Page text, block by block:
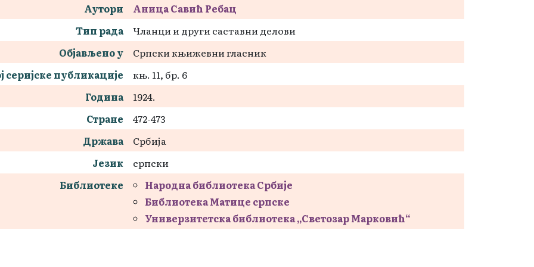
Аутори
Аница Савић Ребац
Тип рада
Чланци и други саставни делови
Објављено у
Српски књижевни гласник
серијске публикације
књ. 11, бр. 6
Година
1924.
Стране
472-473
Држава
Србија
Језик
српски
Библиотеке
Народна библиотека Србије
Библиотека Матице српске
Универзитетска библиотека „Светозар Марковић“